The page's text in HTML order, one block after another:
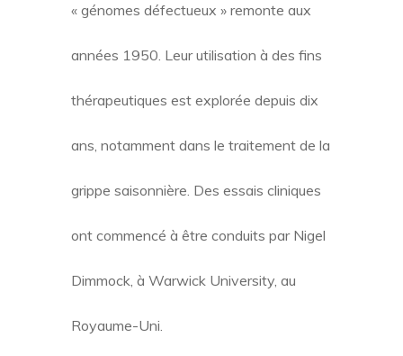
« génomes défectueux » remonte aux
années 1950. Leur utilisation à des fins
thérapeutiques est explorée depuis dix
ans, notamment dans le traitement de la
grippe saisonnière. Des essais cliniques
ont commencé à être conduits par Nigel
Dimmock, à Warwick University, au
Royaume-Uni.